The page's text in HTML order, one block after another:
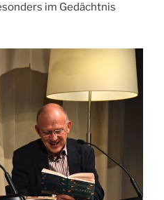
im Gedächtnis